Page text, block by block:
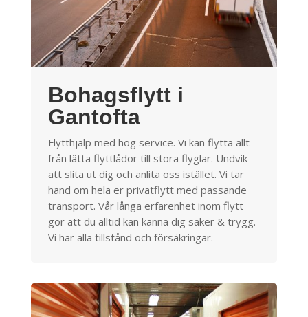
Bohagsflytt i
Gantofta
Flytthjälp med hög service. Vi kan flytta allt
från lätta flyttlådor till stora flyglar. Undvik
att slita ut dig och anlita oss istället. Vi tar
hand om hela er privatflytt med passande
transport. Vår långa erfarenhet inom flytt
gör att du alltid kan känna dig säker & trygg.
Vi har alla tillstånd och försäkringar.